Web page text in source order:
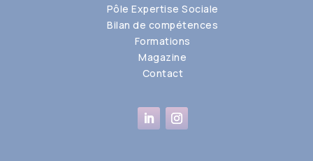
Pôle Expertise Sociale
Bilan de compétences
Formations
Magazine
Contact